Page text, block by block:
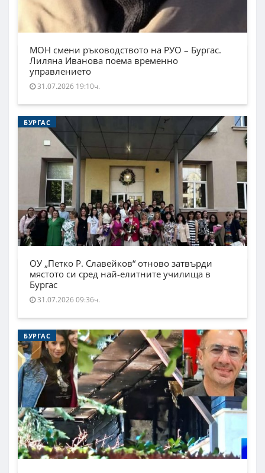
МОН смени ръководството на РУО – Бургас.
Лиляна Иванова поема временно
управлението
31.07.2026 19:10ч.
БУРГАС
ОУ „Петко Р. Славейков“ отново затвърди
мястото си сред най-елитните училища в
Бургас
31.07.2026 09:36ч.
БУРГАС